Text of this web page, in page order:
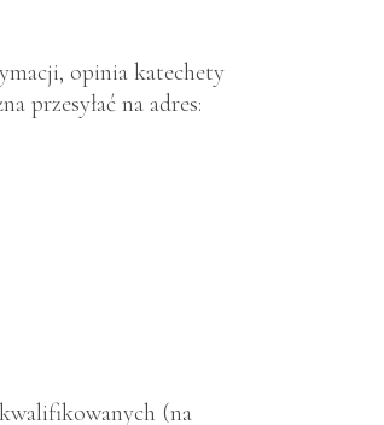
opinia katechety
przesyłać na adres:
(na